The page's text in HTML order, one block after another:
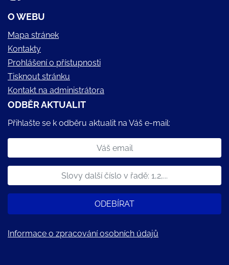
O WEBU
Mapa stránek
Kontakty
Prohlášení o přístupnosti
Tisknout stránku
Kontakt na administrátora
ODBĚR AKTUALIT
Přihlašte se k odběru aktualit na Váš e-mail:
ODEBÍRAT
Informace o zpracování osobních údajů